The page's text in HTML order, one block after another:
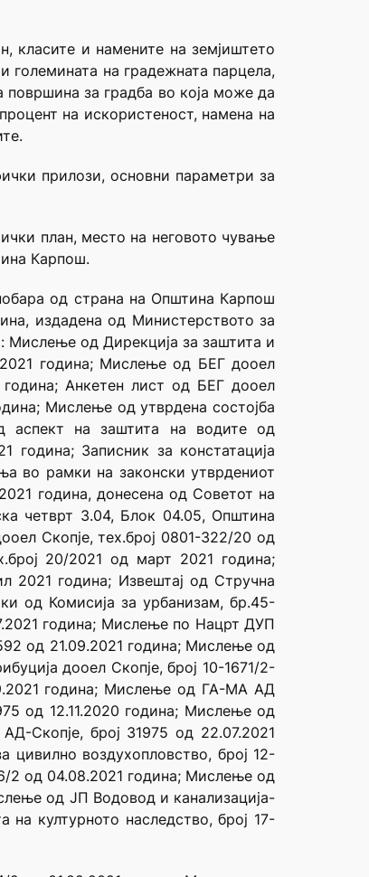
класите и намените на земјиштето
големината на градежната парцела,
површина за градба во која може да
на искористеност, намена на
прилози, основни параметри за
план, место на неговото чување
Карпош.
од страна на Општина Карпош
издадена од Министерството за
Мислење од Дирекција за заштита и
година; Мислење од БЕГ дооел
Анкетен лист од БЕГ дооел
Мислење од утврдена состојба
аспект на заштита на водите од
Записник за констатација
во рамки на законски утврдениот
година, донесена од Советот на
четврт З.04, Блок 04.05, Општина
Скопје, тех.број 0801-322/20 од
20/2021 од март 2021 година;
2021 година; Извештај од Стручна
од Комисија за урбанизам, бр.45-
година; Мислење по Нацрт ДУП
од 21.09.2021 година; Мислење од
дооел Скопје, број 10-1671/2-
година; Мислење од ГА-МА АД
од 12.11.2020 година; Мислење од
Скопје, број 31975 од 22.07.2021
цивилно воздухопловство, број 12-
од 04.08.2021 година; Мислење од
од ЈП Водовод и канализација-
културното наследство, број 17-